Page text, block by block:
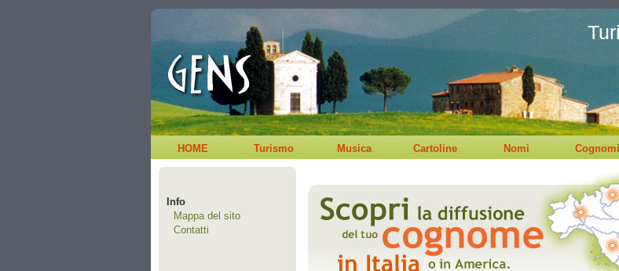
HOME Turismo Musica Cartoline Nomi Cognomi
Info
Mappa del sito
Contatti